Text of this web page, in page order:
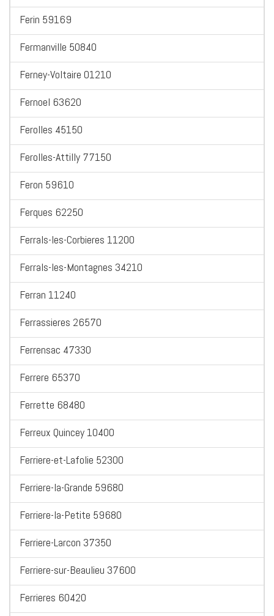
Ferin 59169
Fermanville 50840
Ferney-Voltaire 01210
Fernoel 63620
Ferolles 45150
Ferolles-Attilly 77150
Feron 59610
Ferques 62250
Ferrals-les-Corbieres 11200
Ferrals-les-Montagnes 34210
Ferran 11240
Ferrassieres 26570
Ferrensac 47330
Ferrere 65370
Ferrette 68480
Ferreux Quincey 10400
Ferriere-et-Lafolie 52300
Ferriere-la-Grande 59680
Ferriere-la-Petite 59680
Ferriere-Larcon 37350
Ferriere-sur-Beaulieu 37600
Ferrieres 60420